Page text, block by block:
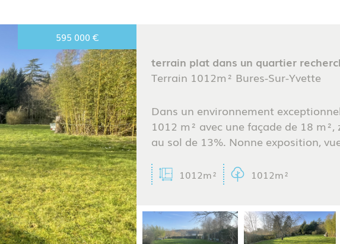
5KM 10KM 25KM
595 000 €
terrain plat dans un quartier
Terrain 1012m² Bures-Sur-Yvette
Dans un environnement
1012 m² avec une façade de 18
au sol de 13%. Nonne exposition,
1012m² 1012m²